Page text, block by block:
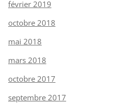
février 2019
octobre 2018
mai 2018
mars 2018
octobre 2017
septembre 2017